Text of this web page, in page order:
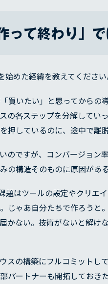
って終わり」
めた経緯を教えてください
買いたい」と思ってから
の各ステップを分解してい
押しているのに、途中で離
のですが、コンバージョン
の構造そのものに原因があ
題はツールの設定やクリエ
じゃあ自分たちで作ろうと
かない。技術がないと解
スの構築にフルコミットし
パートナーも開拓してお